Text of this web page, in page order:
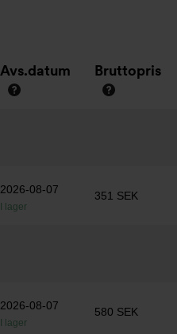
Avs.datum Bruttopris
2026-08-07
I lager
351 SEK
2026-08-07
I lager
580 SEK